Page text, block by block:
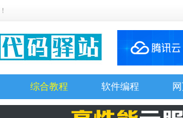
综合教程 软件编程